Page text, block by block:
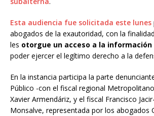
Esta audiencia fue solicitada este lunes
abogados de la exautoridad, con la
les otorgue un acceso a la información
poder ejercer el legítimo derecho a la
En la instancia participa la parte
Público -con el fiscal regional
Xavier Armendáriz, y el fiscal Francisco
Monsalve, representada por los abogados